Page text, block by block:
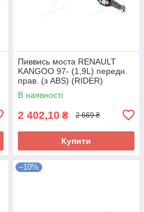
Пиввись моста RENAULT
KANGOO 97- (1,9L) передн.
прав. (з ABS) (RIDER)
RD.255023665 UA58
В наявності
2 402,10 ₴ 2 669 ₴
Купити
–10%